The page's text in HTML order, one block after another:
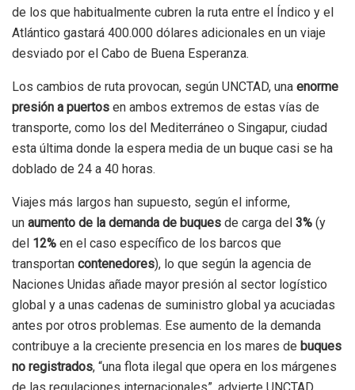
de los que habitualmente cubren la ruta entre el Índico y el
Atlántico gastará 400.000 dólares adicionales en un viaje
desviado por el Cabo de Buena Esperanza.
Los cambios de ruta provocan, según UNCTAD, una enorme
presión a puertos en ambos extremos de estas vías de
transporte, como los del Mediterráneo o Singapur, ciudad
esta última donde la espera media de un buque casi se ha
doblado de 24 a 40 horas.
Viajes más largos han supuesto, según el informe,
un aumento de la demanda de buques de carga del 3% (y
del 12% en el caso específico de los barcos que
transportan contenedores), lo que según la agencia de
Naciones Unidas añade mayor presión al sector logístico
global y a unas cadenas de suministro global ya acuciadas
antes por otros problemas. Ese aumento de la demanda
contribuye a la creciente presencia en los mares de buques
no registrados, “una flota ilegal que opera en los márgenes
de las regulaciones internacionales”, advierte UNCTAD.